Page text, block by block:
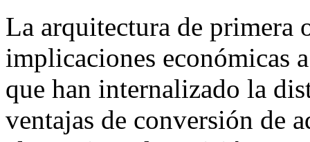
La arquitectura de primera
implicaciones económicas
que han internalizado la
ventajas de conversión de